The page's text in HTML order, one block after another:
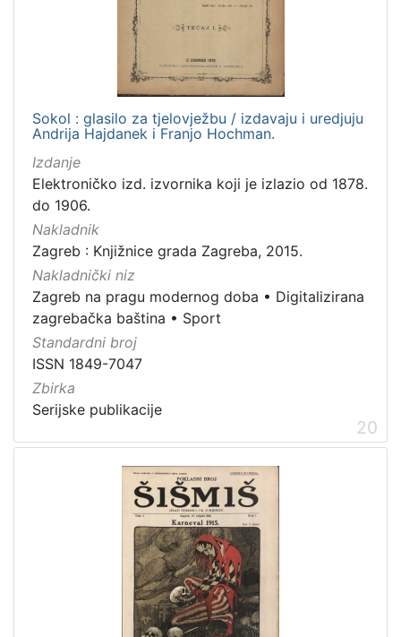
Sokol : glasilo za tjelovježbu / izdavaju i uredjuju
Andrija Hajdanek i Franjo Hochman.
Izdanje
Elektroničko izd. izvornika koji je izlazio od 1878.
do 1906.
Nakladnik
Zagreb : Knjižnice grada Zagreba, 2015.
Nakladnički niz
Zagreb na pragu modernog doba • Digitalizirana
zagrebačka baština • Sport
Standardni broj
ISSN 1849-7047
Zbirka
Serijske publikacije
20